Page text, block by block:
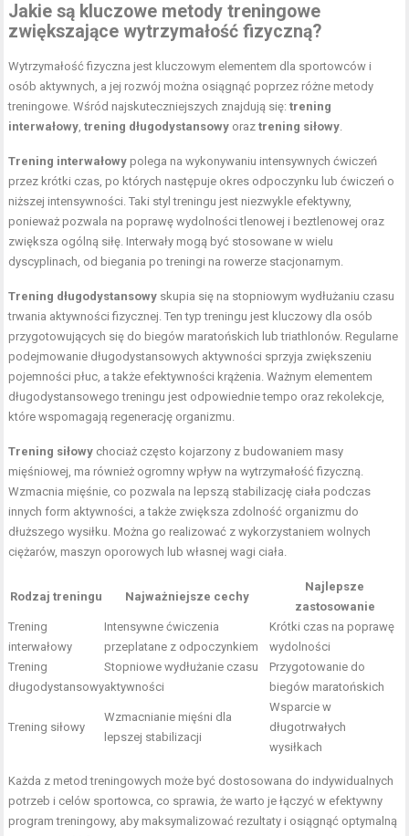
Jakie są kluczowe metody treningowe
zwiększające wytrzymałość fizyczną?
Wytrzymałość fizyczna jest kluczowym elementem dla sportowców i
osób aktywnych, a jej rozwój można osiągnąć poprzez różne metody
treningowe. Wśród najskuteczniejszych znajdują się:trening
interwałowy,trening długodystansowy oraztrening siłowy.
Trening interwałowy polega na wykonywaniu intensywnych ćwiczeń
przez krótki czas, po których następuje okres odpoczynku lub ćwiczeń o
niższej intensywności. Taki styl treningu jest niezwykle efektywny,
ponieważ pozwala na poprawę wydolności tlenowej i beztlenowej oraz
zwiększa ogólną siłę. Interwały mogą być stosowane w wielu
dyscyplinach, od biegania po treningi na rowerze stacjonarnym.
Trening długodystansowy skupia się na stopniowym wydłużaniu czasu
trwania aktywności fizycznej. Ten typ treningu jest kluczowy dla osób
przygotowujących się do biegów maratońskich lub triathlonów. Regularne
podejmowanie długodystansowych aktywności sprzyja zwiększeniu
pojemności płuc, a także efektywności krążenia. Ważnym elementem
długodystansowego treningu jest odpowiednie tempo oraz rekolekcje,
które wspomagają regenerację organizmu.
Trening siłowy chociaż często kojarzony z budowaniem masy
mięśniowej, ma również ogromny wpływ na wytrzymałość fizyczną.
Wzmacnia mięśnie, co pozwala na lepszą stabilizację ciała podczas
innych form aktywności, a także zwiększa zdolność organizmu do
dłuższego wysiłku. Można go realizować z wykorzystaniem wolnych
ciężarów, maszyn oporowych lub własnej wagi ciała.
Rodzaj treningu Najważniejsze cechy
Najlepsze
zastosowanie
Trening
interwałowy
Intensywne ćwiczenia
przeplatane z odpoczynkiem
Krótki czas na poprawę
wydolności
Trening
długodystansowy
Stopniowe wydłużanie czasu
aktywności
Przygotowanie do
biegów maratońskich
Trening siłowy
Wzmacnianie mięśni dla
lepszej stabilizacji
Wsparcie w
długotrwałych
wysiłkach
Każda z metod treningowych może być dostosowana do indywidualnych
potrzeb i celów sportowca, co sprawia, że warto je łączyć w efektywny
program treningowy, aby maksymalizować rezultaty i osiągnąć optymalną